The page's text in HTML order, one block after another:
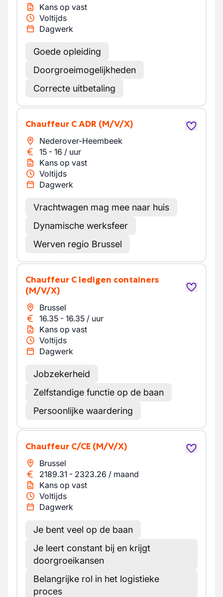
Kans op vast
Voltijds
Dagwerk
Goede opleiding
Doorgroeimogelijkheden
Correcte uitbetaling
Chauffeur C ADR (M/V/X)
Nederover-Heembeek
15 - 16 / uur
Kans op vast
Voltijds
Dagwerk
Vrachtwagen mag mee naar huis
Dynamische werksfeer
Werven regio Brussel
Chauffeur C ledigen containers
(M/V/X)
Brussel
16.35 - 16.35 / uur
Kans op vast
Voltijds
Dagwerk
Jobzekerheid
Zelfstandige functie op de baan
Persoonlijke waardering
Chauffeur C/CE (M/V/X)
Brussel
2189.31 - 2323.26 / maand
Kans op vast
Voltijds
Dagwerk
Je bent veel op de baan
Je leert constant bij en krijgt
doorgroeikansen
Belangrijke rol in het logistieke
proces